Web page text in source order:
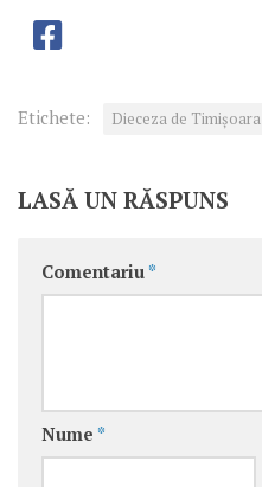
Etichete: Dieceza de Timișoara
LASĂ UN RĂSPUNS
Comentariu *
Nume *